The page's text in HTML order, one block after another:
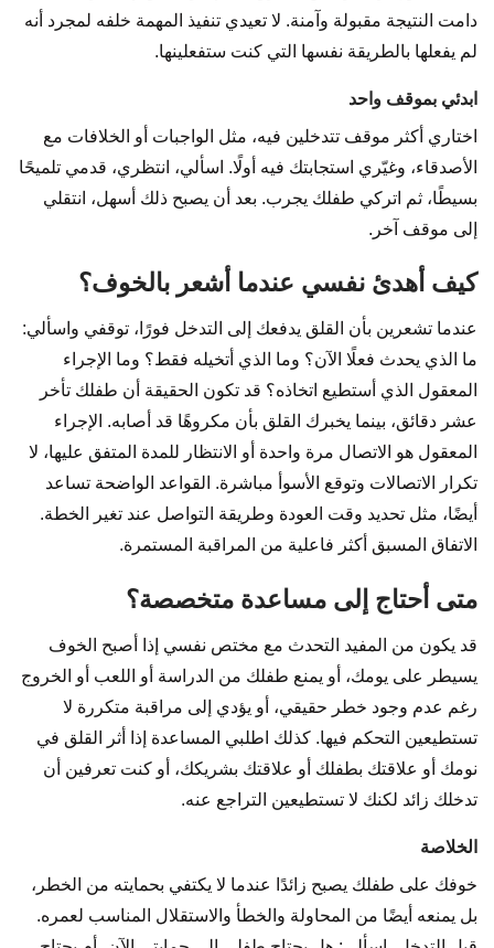
دامت النتيجة مقبولة وآمنة. لا تعيدي تنفيذ المهمة خلفه لمجرد أنه
لم يفعلها بالطريقة نفسها التي كنت ستفعلينها.
ابدئي بموقف واحد
اختاري أكثر موقف تتدخلين فيه، مثل الواجبات أو الخلافات مع
الأصدقاء، وغيّري استجابتك فيه أولًا. اسألي، انتظري، قدمي تلميحًا
بسيطًا، ثم اتركي طفلك يجرب. بعد أن يصبح ذلك أسهل، انتقلي
إلى موقف آخر.
كيف أهدئ نفسي عندما أشعر بالخوف؟
عندما تشعرين بأن القلق يدفعك إلى التدخل فورًا، توقفي واسألي:
ما الذي يحدث فعلًا الآن؟ وما الذي أتخيله فقط؟ وما الإجراء
المعقول الذي أستطيع اتخاذه؟ قد تكون الحقيقة أن طفلك تأخر
عشر دقائق، بينما يخبرك القلق بأن مكروهًا قد أصابه. الإجراء
المعقول هو الاتصال مرة واحدة أو الانتظار للمدة المتفق عليها، لا
تكرار الاتصالات وتوقع الأسوأ مباشرة. القواعد الواضحة تساعد
أيضًا، مثل تحديد وقت العودة وطريقة التواصل عند تغير الخطة.
الاتفاق المسبق أكثر فاعلية من المراقبة المستمرة.
متى أحتاج إلى مساعدة متخصصة؟
قد يكون من المفيد التحدث مع مختص نفسي إذا أصبح الخوف
يسيطر على يومك، أو يمنع طفلك من الدراسة أو اللعب أو الخروج
رغم عدم وجود خطر حقيقي، أو يؤدي إلى مراقبة متكررة لا
تستطيعين التحكم فيها. كذلك اطلبي المساعدة إذا أثر القلق في
نومك أو علاقتك بطفلك أو علاقتك بشريكك، أو كنت تعرفين أن
تدخلك زائد لكنك لا تستطيعين التراجع عنه.
الخلاصة
خوفك على طفلك يصبح زائدًا عندما لا يكتفي بحمايته من الخطر،
بل يمنعه أيضًا من المحاولة والخطأ والاستقلال المناسب لعمره.